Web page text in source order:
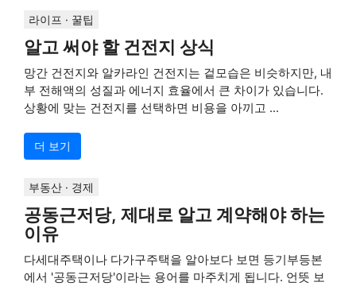
라이프 · 꿀팁
알고 써야 할 건전지 상식
망간 건전지와 알카라인 건전지는 겉모습은 비슷하지만, 내
부 전해액의 성질과 에너지 효율에서 큰 차이가 있습니다.
상황에 맞는 건전지를 선택하면 비용을 아끼고 ...
더 보기
부동산 · 경제
공동근저당, 제대로 알고 계약해야 하는
이유
다세대주택이나 다가구주택을 알아보다 보면 등기부등본
에서 '공동근저당'이라는 용어를 마주치게 됩니다. 언뜻 보